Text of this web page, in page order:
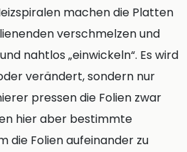
machen die Platten
verschmelzen und
nahtlos „einwickeln“. Es wird
verändert, sondern nur
pressen die Folien zwar
hier aber bestimmte
die Folien aufeinander zu